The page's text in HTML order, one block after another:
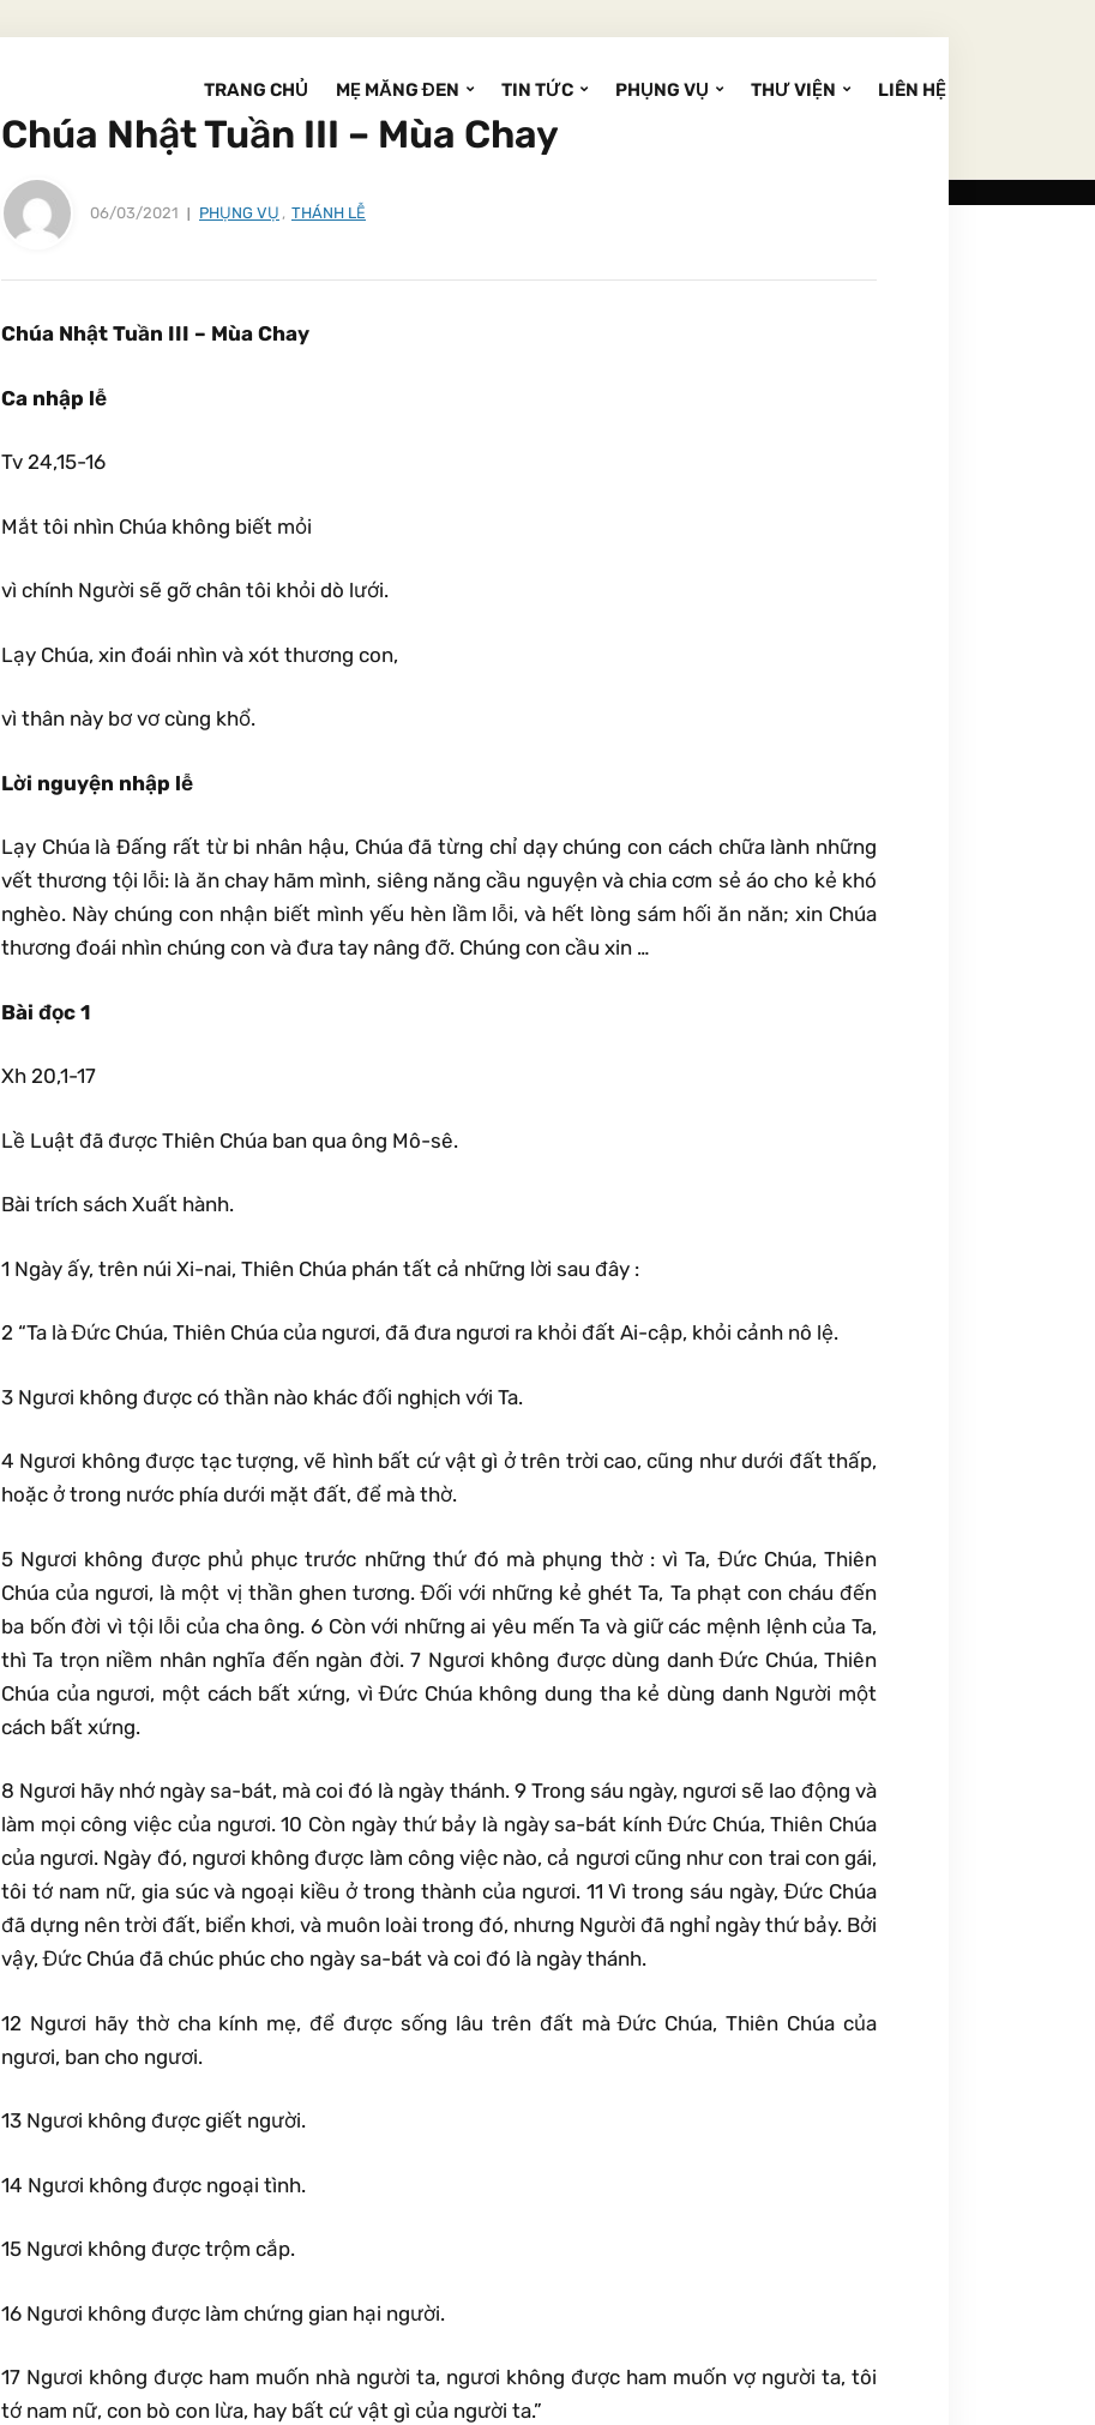
TRANG CHỦ MẸ MĂNG ĐEN TIN TỨC PHỤNG VỤ THƯ VIỆN LIÊN HỆ
Chúa Nhật Tuần III – Mùa Chay
06/03/2021 PHỤNG VỤ , THÁNH LỄ
Chúa Nhật Tuần III – Mùa Chay
Ca nhập lễ
Tv 24,15-16
Mắt tôi nhìn Chúa không biết mỏi
vì chính Người sẽ gỡ chân tôi khỏi dò lưới.
Lạy Chúa, xin đoái nhìn và xót thương con,
vì thân này bơ vơ cùng khổ.
Lời nguyện nhập lễ
Lạy Chúa là Ðấng rất từ bi nhân hậu, Chúa đã từng chỉ dạy chúng con cách chữa lành những
vết thương tội lỗi: là ăn chay hãm mình, siêng năng cầu nguyện và chia cơm sẻ áo cho kẻ khó
nghèo. Này chúng con nhận biết mình yếu hèn lầm lỗi, và hết lòng sám hối ăn năn; xin Chúa
thương đoái nhìn chúng con và đưa tay nâng đỡ. Chúng con cầu xin …
Bài đọc 1
Xh 20,1-17
Lề Luật đã được Thiên Chúa ban qua ông Mô-sê.
Bài trích sách Xuất hành.
1 Ngày ấy, trên núi Xi-nai, Thiên Chúa phán tất cả những lời sau đây :
2 “Ta là Đức Chúa, Thiên Chúa của ngươi, đã đưa ngươi ra khỏi đất Ai-cập, khỏi cảnh nô lệ.
3 Ngươi không được có thần nào khác đối nghịch với Ta.
4 Ngươi không được tạc tượng, vẽ hình bất cứ vật gì ở trên trời cao, cũng như dưới đất thấp,
hoặc ở trong nước phía dưới mặt đất, để mà thờ.
5 Ngươi không được phủ phục trước những thứ đó mà phụng thờ : vì Ta, Đức Chúa, Thiên
Chúa của ngươi, là một vị thần ghen tương. Đối với những kẻ ghét Ta, Ta phạt con cháu đến
ba bốn đời vì tội lỗi của cha ông. 6 Còn với những ai yêu mến Ta và giữ các mệnh lệnh của Ta,
thì Ta trọn niềm nhân nghĩa đến ngàn đời. 7 Ngươi không được dùng danh Đức Chúa, Thiên
Chúa của ngươi, một cách bất xứng, vì Đức Chúa không dung tha kẻ dùng danh Người một
cách bất xứng.
8 Ngươi hãy nhớ ngày sa-bát, mà coi đó là ngày thánh. 9 Trong sáu ngày, ngươi sẽ lao động và
làm mọi công việc của ngươi. 10 Còn ngày thứ bảy là ngày sa-bát kính Đức Chúa, Thiên Chúa
của ngươi. Ngày đó, ngươi không được làm công việc nào, cả ngươi cũng như con trai con gái,
tôi tớ nam nữ, gia súc và ngoại kiều ở trong thành của ngươi. 11 Vì trong sáu ngày, Đức Chúa
đã dựng nên trời đất, biển khơi, và muôn loài trong đó, nhưng Người đã nghỉ ngày thứ bảy. Bởi
vậy, Đức Chúa đã chúc phúc cho ngày sa-bát và coi đó là ngày thánh.
12 Ngươi hãy thờ cha kính mẹ, để được sống lâu trên đất mà Đức Chúa, Thiên Chúa của
ngươi, ban cho ngươi.
13 Ngươi không được giết người.
14 Ngươi không được ngoại tình.
15 Ngươi không được trộm cắp.
16 Ngươi không được làm chứng gian hại người.
17 Ngươi không được ham muốn nhà người ta, ngươi không được ham muốn vợ người ta, tôi
tớ nam nữ, con bò con lừa, hay bất cứ vật gì của người ta.”